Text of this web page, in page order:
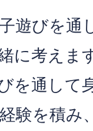
遊びを通
に考えま
を通して
験を積み